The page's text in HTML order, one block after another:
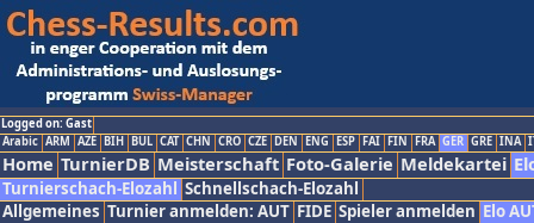
Logged on: Gast
Arabic ARM AZE BIH BUL CAT CHN CRO CZE DEN ENG ESP FAI FIN FRA GER GRE INA
Home TurnierDB Meisterschaft Foto-Galerie Meldekartei
Turnierschach-Elozahl Schnellschach-Elozahl
Allgemeines Turnier anmelden: AUT FIDE Spieler anmelden Elo